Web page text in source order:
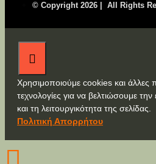
© Copyright 2026 | All Rights
Χρησιμοποιούμε cookies και άλλες
τεχνολογίες για να βελτιώσουμε
και τη λειτουργικότητα της σελίδας.
Πολιτική Απορρήτου